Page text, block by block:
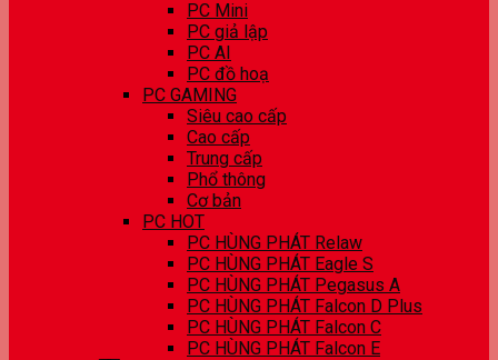
PC Mini
PC giả lập
PC AI
PC đồ hoạ
PC GAMING
Siêu cao cấp
Cao cấp
Trung cấp
Phổ thông
Cơ bản
PC HOT
PC HÙNG PHÁT Relaw
PC HÙNG PHÁT Eagle S
PC HÙNG PHÁT Pegasus A
PC HÙNG PHÁT Falcon D Plus
PC HÙNG PHÁT Falcon C
PC HÙNG PHÁT Falcon E